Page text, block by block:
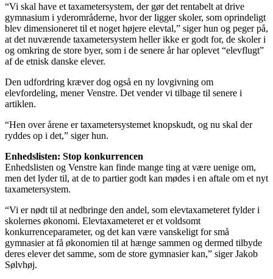
“Vi skal have et taxametersystem, der gør det rentabelt at drive
gymnasium i yderområderne, hvor der ligger skoler, som oprindeligt
blev dimensioneret til et noget højere elevtal,” siger hun og peger på,
at det nuværende taxametersystem heller ikke er godt for, de skoler i
og omkring de store byer, som i de senere år har oplevet “elevflugt”
af de etnisk danske elever.
Den udfordring kræver dog også en ny lovgivning om
elevfordeling, mener Venstre. Det vender vi tilbage til senere i
artiklen.
“Hen over årene er taxametersystemet knopskudt, og nu skal der
ryddes op i det,” siger hun.
Enhedslisten: Stop konkurrencen
Enhedslisten og Venstre kan finde mange ting at være uenige om,
men det lyder til, at de to partier godt kan mødes i en aftale om et nyt
taxametersystem.
“Vi er nødt til at nedbringe den andel, som elevtaxameteret fylder i
skolernes økonomi. Elevtaxameteret er et voldsomt
konkurrenceparameter, og det kan være vanskeligt for små
gymnasier at få økonomien til at hænge sammen og dermed tilbyde
deres elever det samme, som de store gymnasier kan,” siger Jakob
Sølvhøj.